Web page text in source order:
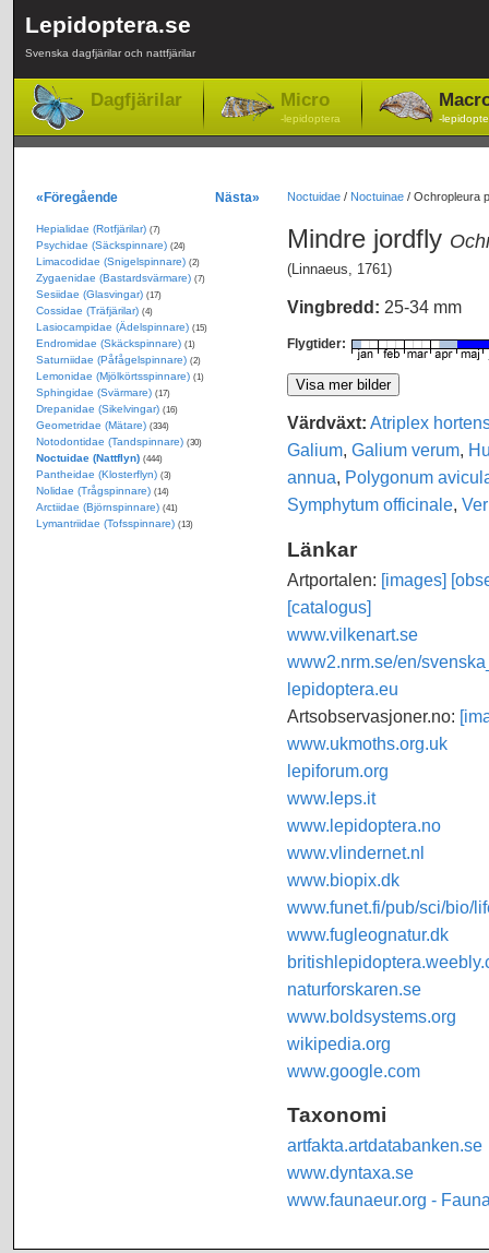
Lepidoptera.se
Svenska dagfjärilar och nattfjärilar
Dagfjärilar Micro
-lepidoptera -
Noctuidae/ Noctuinae/ Ochropleura
Mindre jordfly
(Linnaeus, 1761)
Vingbredd: 25-34 mm
Flygtider:
Värdväxt: Atriplex
Galium, Galium verum,
annua, Polygonum
Symphytum officinale,
Länkar
Artportalen: [images]
[catalogus]
www.vilkenart.se
www2.nrm.se/en/
lepidoptera.eu
Artsobservasjoner.no:
www.ukmoths.org.uk
lepiforum.org
www.leps.it
www.lepidoptera.no
www.vlindernet.nl
www.biopix.dk
www.funet.fi/pub/sci/bio/
www.fugleognatur.dk
naturforskaren.se
www.boldsystems.org
wikipedia.org
www.google.com
Taxonomi
artfakta.artdatabanken.se
www.dyntaxa.se
www.faunaeur.org -
«Föregående Nästa»
Hepialidae (Rotfjärilar) (7)
Psychidae (Säckspinnare) (24)
Limacodidae (Snigelspinnare) (2)
Zygaenidae (Bastardsvärmare) (7)
Sesiidae (Glasvingar) (17)
Cossidae (Träfjärilar) (4)
Lasiocampidae (Ädelspinnare) (15)
Endromidae (Skäckspinnare) (1)
Saturniidae (Påfågelspinnare) (2)
Lemonidae (Mjölkörtsspinnare) (1)
Sphingidae (Svärmare) (17)
Drepanidae (Sikelvingar) (16)
Geometridae (Mätare) (334)
Notodontidae (Tandspinnare) (30)
Noctuidae (Nattflyn) (444)
Pantheidae (Klosterflyn) (3)
Nolidae (Trågspinnare) (14)
Arctiidae (Björnspinnare) (41)
Lymantriidae (Tofsspinnare) (13)